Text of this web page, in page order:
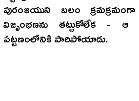
పురంజయుని బలం
విజృంభణను తట్టుకోలేక
పట్టణంలోనికి పారిపోయాడు.